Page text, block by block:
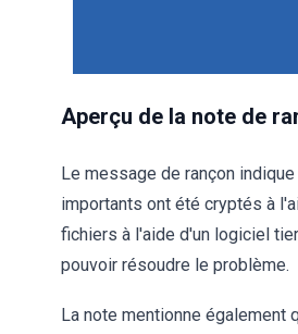
Aperçu de la note de
Le message de rançon
importants ont été cryptés à
fichiers à l'aide d'un logiciel
pouvoir résoudre le problème.
La note mentionne également